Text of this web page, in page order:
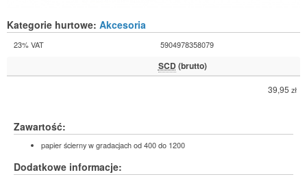
Kategorie hurtowe: Akcesoria
23% VAT 5904978358079
SCD (brutto)
39,95 zł
Zawartość:
papier ścierny w gradacjach od 400 do 1200
Dodatkowe informacje: